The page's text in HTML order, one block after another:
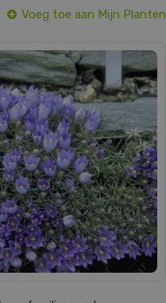
Voeg toe aan Mijn Planten